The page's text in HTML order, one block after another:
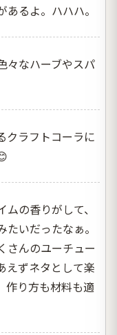
るよ。ハハハ。
々なハーブやスパ
クラフトコーラに
の香りがして、
いだったなぁ。
さんのユーチュー
えずネタとして楽
作り方も材料も適